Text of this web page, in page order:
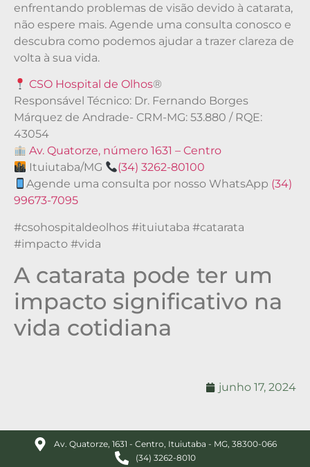
enfrentando problemas de visão devido à catarata,
não espere mais. Agende uma consulta conosco e
descubra como podemos ajudar a trazer clareza de
volta à sua vida.
CSO Hospital de Olhos®
Responsável Técnico: Dr. Fernando Borges
Márquez de Andrade- CRM-MG: 53.880 / RQE:
43054
Av. Quatorze, número 1631 – Centro
Ituiutaba/MG
(34) 3262-80100
Agende uma consulta por nosso WhatsApp (34)
99673-7095
#csohospitaldeolhos #ituiutaba #catarata
#impacto #vida
A catarata pode ter um
impacto significativo na
vida cotidiana
junho 17, 2024
Av. Quatorze, 1631 - Centro, Ituiutaba - MG, 38300-066
(34) 3262-8010